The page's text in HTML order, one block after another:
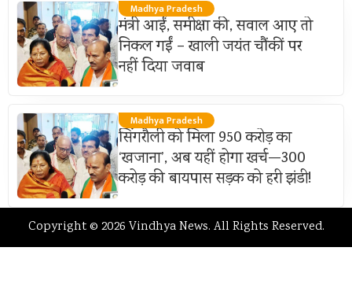
Madhya Pradesh
मंत्री आईं, समीक्षा की, सवाल आए तो
निकल गईं – खाली जयंत चौंकीं पर
नहीं दिया जवाब
Madhya Pradesh
सिंगरौली को मिला 950 करोड़ का
‘खजाना’, अब यहीं होगा खर्च—300
करोड़ की बायपास सड़क को हरी झंडी!
Copyright © 2026 Vindhya News. All Rights Reserved.